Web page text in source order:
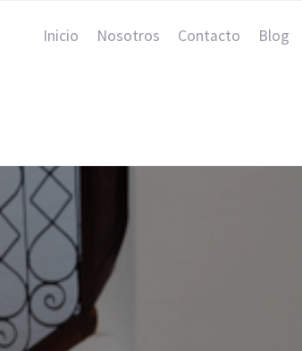
Inicio Nosotros Contacto Blog